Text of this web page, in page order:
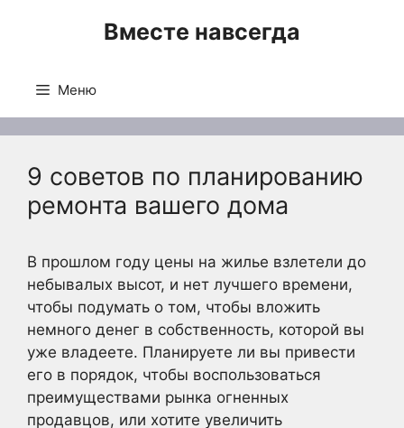
Вместе навсегда
Меню
9 советов по планированию
ремонта вашего дома
В прошлом году цены на жилье взлетели до
небывалых высот, и нет лучшего времени,
чтобы подумать о том, чтобы вложить
немного денег в собственность, которой вы
уже владеете. Планируете ли вы привести
его в порядок, чтобы воспользоваться
преимуществами рынка огненных
продавцов, или хотите увеличить